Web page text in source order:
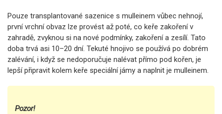
Pouze transplantované sazenice s mulleinem vůbec nehnojí,
první vrchní obvaz lze provést až poté, co keře zakoření v
zahradě, zvyknou si na nové podmínky, zakoření a zesílí. Tato
doba trvá asi 10–20 dní. Tekuté hnojivo se používá po dobrém
zalévání, i když se nedoporučuje nalévat přímo pod kořen, je
lepší připravit kolem keře speciální jámy a naplnit je mulleinem.
Pozor!